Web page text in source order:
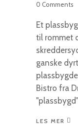
0 Comments
Et
til rommet
ganske
Bistro fra
LES MER